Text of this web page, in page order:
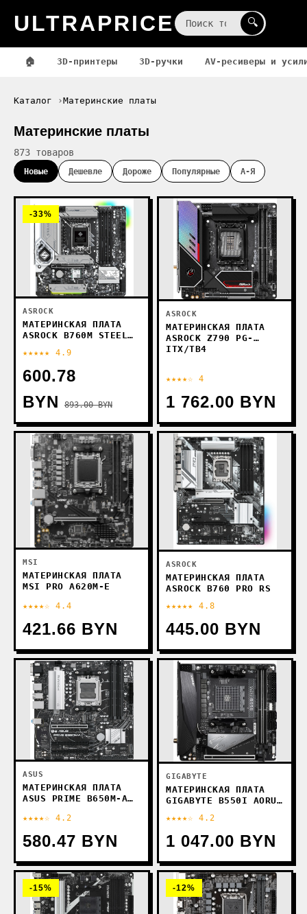
ULTRAPRICE 🔍
🏠 3D-принтеры 3D-ручки AV-ресиверы и
Каталог Материнские платы
Материнские платы
873 товаров
Новые Дешевле Дороже Популярные А-Я
-33%
ASROCK
МАТЕРИНСКАЯ ПЛАТА
ASROCK B760M STEEL
★★★★★ 4.9
600.78
BYN
893.00 BYN
ASROCK
МАТЕРИНСКАЯ ПЛАТА
ASROCK Z790 PG-
ITX/TB4
★★★★☆ 4
1 762.00 BYN
MSI
МАТЕРИНСКАЯ ПЛАТА
MSI PRO A620M-E
★★★★☆ 4.4
421.66 BYN
ASROCK
МАТЕРИНСКАЯ ПЛАТА
ASROCK B760 PRO RS
★★★★★ 4.8
445.00 BYN
ASUS
МАТЕРИНСКАЯ ПЛАТА
ASUS PRIME B650M-A
★★★★☆ 4.2
580.47 BYN
GIGABYTE
МАТЕРИНСКАЯ ПЛАТА
GIGABYTE B550I AORUS
★★★★☆ 4.2
1 047.00 BYN
-15% -12%